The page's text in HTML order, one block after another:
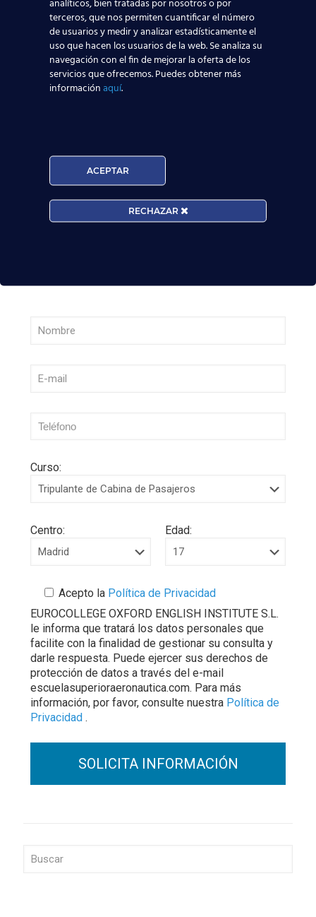
Leer más
Nuevas rutas en España y por qué la aviación
te busca en 2026
El Aeropuerto de Madrid-Barajas supera los 6
para el empleo de TCP?
Curso:
Centro: Edad:
Acepto la Política de Privacidad
EUROCOLLEGE OXFORD ENGLISH INSTITUTE S.L.
le informa que tratará los datos personales que
facilite con la finalidad de gestionar su consulta y
darle respuesta. Puede ejercer sus derechos de
protección de datos a través del e-mail
escuelasuperioraeronautica.com. Para más
información, por favor, consulte nuestra Política de
Privacidad .
analíticos, bien tratadas por nosotros o por
terceros, que nos permiten cuantificar el número
de usuarios y medir y analizar estadísticamente el
uso que hacen los usuarios de la web. Se analiza su
navegación con el fin de mejorar la oferta de los
servicios que ofrecemos. Puedes obtener más
informaciónaquí.
ACEPTAR
RECHAZAR